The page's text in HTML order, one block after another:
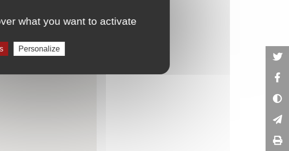
what you want to activate
Personalize